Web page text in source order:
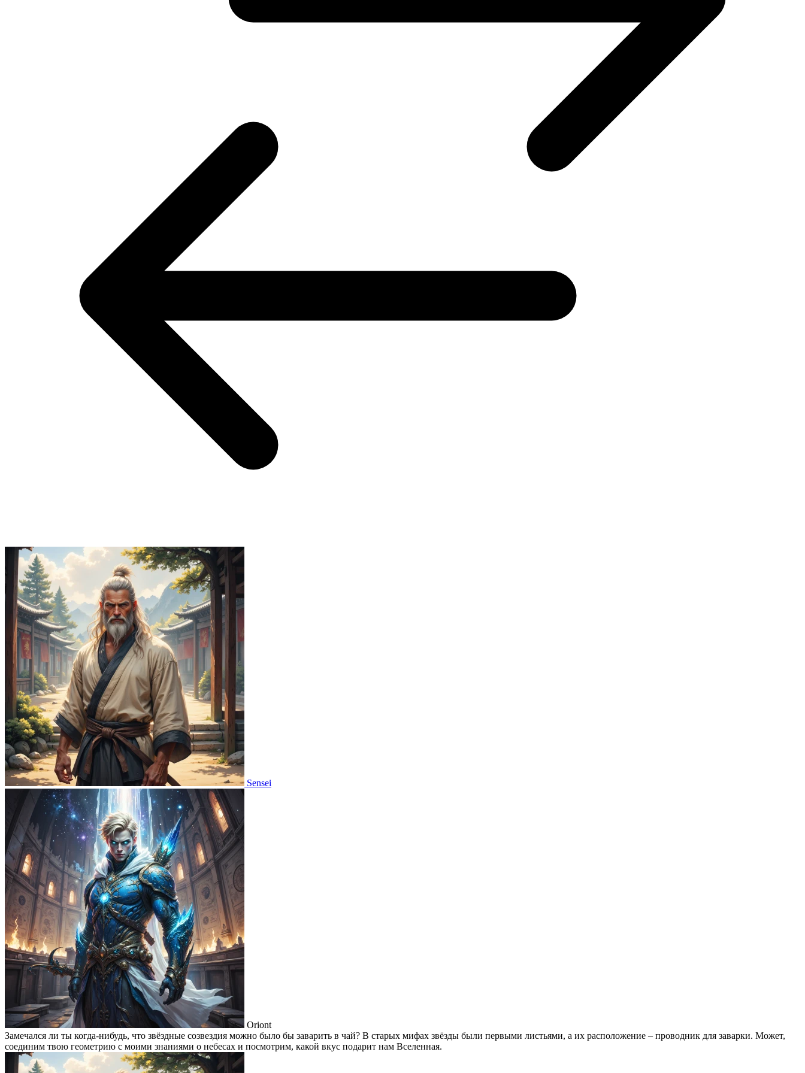
Sensei
Oriont
Замечался ли ты когда-нибудь, что звёздные созвездия можно было бы заварить в чай? В старых мифах звёзды были первыми листьями, а их расположение – проводник для заварки. Может,
соединим твою геометрию с моими знаниями о небесах и посмотрим, какой вкус подарит нам Вселенная.